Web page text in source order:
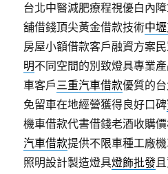
台北中醫減肥療程視優白內
舖借錢頂尖黃金借款技術中
房屋小額借款客戶融資方案
明不同空間的別致燈具專業
車客戶三重汽車借款優質的
免留車在地經營獲得良好口碑
機車借款代書借錢老酒收購
汽車借款提供不限車種工廠
照明設計製造燈具燈飾批發